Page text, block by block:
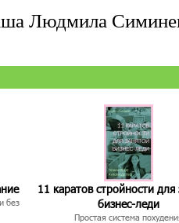
Людмила
без
11 каратов стройности для
бизнес-леди
Простая система